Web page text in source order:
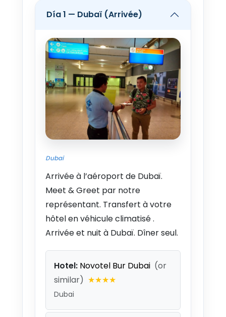
Día 1 — Dubaï (Arrivée)
Dubai
Arrivée à l’aéroport de Dubaï.
Meet & Greet par notre
représentant. Transfert à votre
hôtel en véhicule climatisé .
Arrivée et nuit à Dubaï. Dîner seul.
Hotel: Novotel Bur Dubai (or
similar) ★★★★
Dubai